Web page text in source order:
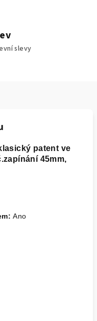
slevy
patent ve
45mm,
Ano